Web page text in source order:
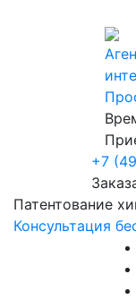
+7
Патентование
Консультация